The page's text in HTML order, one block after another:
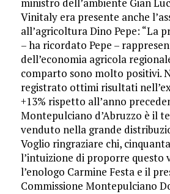
ministro dell’ambiente Gian
Vinitaly era presente anche
all’agricoltura Dino Pepe: “La
– ha ricordato Pepe –
dell’economia agricola
comparto sono molto positivi.
registrato ottimi risultati
+13% rispetto all’anno
Montepulciano d’Abruzzo è il
venduto nel­la grande
Voglio ringraziare chi,
l’intuizione di proporre questo
l’eno­logo Carmine Festa e il
Commissione Montepulciano